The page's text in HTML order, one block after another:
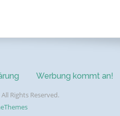
Werbung kommt an!
Rights Reserved.